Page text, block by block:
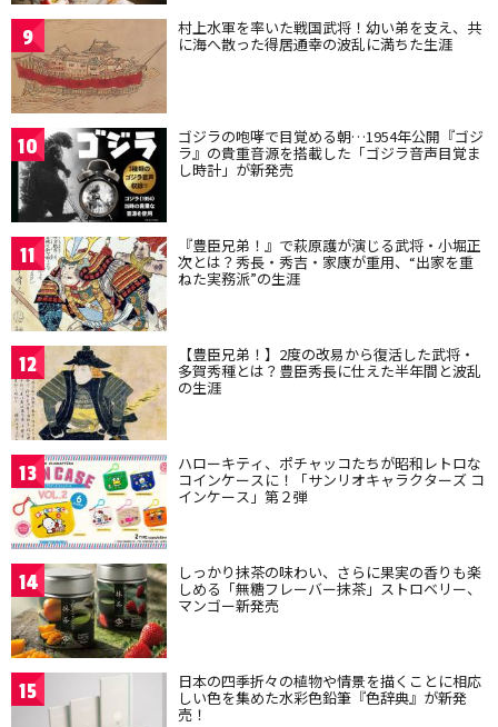
9 村上水軍を率いた戦国武将！幼い弟を支え、共
に海へ散った得居通幸の波乱に満ちた生涯
10 ゴジラの咆哮で目覚める朝…1954年公開『ゴジ
ラ』の貴重音源を搭載した「ゴジラ音声目覚ま
し時計」が新発売
11 『豊臣兄弟！』で萩原護が演じる武将・小堀正
次とは？秀長・秀吉・家康が重用、“出家を重
ねた実務派”の生涯
12 【豊臣兄弟！】2度の改易から復活した武将・
多賀秀種とは？豊臣秀長に仕えた半年間と波乱
の生涯
13 ハローキティ、ポチャッコたちが昭和レトロな
コインケースに！「サンリオキャラクターズ コ
インケース」第２弾
14 しっかり抹茶の味わい、さらに果実の香りも楽
しめる「無糖フレーバー抹茶」ストロベリー、
マンゴー新発売
15 日本の四季折々の植物や情景を描くことに相応
しい色を集めた水彩色鉛筆『色辞典』が新発
売！